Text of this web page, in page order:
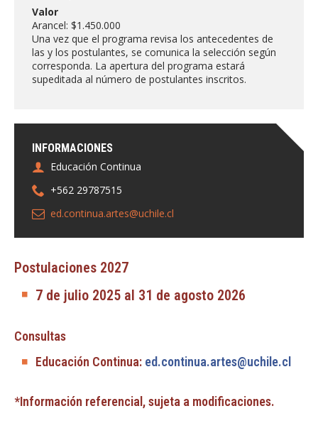
INFORMACIONES
Educación Continua
+562 29787515
ed.continua.artes@uchile.cl
Valor
Arancel: $1.450.000
Una vez que el programa revisa los antecedentes de
las y los postulantes, se comunica la selección según
corresponda. La apertura del programa estará
supeditada al número de postulantes inscritos.
Postulaciones 2027
7 de julio 2025 al 31 de agosto 2026
Consultas
Educación Continua: ed.continua.artes@uchile.cl
*Información referencial, sujeta a modificaciones.